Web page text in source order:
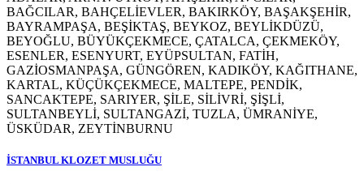
BAĞCILAR, BAHÇELİEVLER, BAKIRKÖY, BAŞAKŞEHİR,
BAYRAMPAŞA, BEŞİKTAŞ, BEYKOZ, BEYLİKDÜZÜ,
BEYOĞLU, BÜYÜKÇEKMECE, ÇATALCA, ÇEKMEKÖY,
ESENLER, ESENYURT, EYÜPSULTAN, FATİH,
GAZİOSMANPAŞA, GÜNGÖREN, KADIKÖY, KAĞITHANE,
KARTAL, KÜÇÜKÇEKMECE, MALTEPE, PENDİK,
SANCAKTEPE, SARIYER, ŞİLE, SİLİVRİ, ŞİŞLİ,
SULTANBEYLİ, SULTANGAZİ, TUZLA, ÜMRANİYE,
ÜSKÜDAR, ZEYTİNBURNU
İSTANBUL KLOZET MUSLUĞU